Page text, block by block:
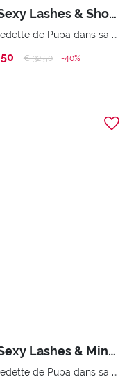
Kit Vamp! Sexy Lashes & Shock Plump
Le mascara-vedette de Pupa dans sa version sexy et brillant à lèvres Shock Plump
Price reduced from
€ 32,50to -40%
Kit Vamp! Sexy Lashes & Mini Multiplay
Le mascara-vedette de Pupa dans sa version sexy. Crayon pour les yeux à triple usage : eyeliner, kajal et ombre à paupières.Pochette à main